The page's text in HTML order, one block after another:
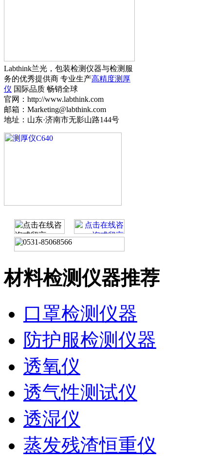
Labthink兰光，包装检测仪器与检测服
务的优秀提供商 专业生产高精度测厚
仪 国际品质 畅销全球
官网：http://www.labthink.com
邮箱：Marketing@labthink.com
地址：山东·济南市无影山路144号
材料检测仪器推荐
口罩检测仪器
防护服检测仪器
透氧仪
透气性测试仪
透湿仪
蒸发残渣恒重仪